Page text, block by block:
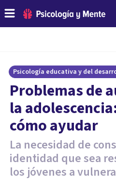
Psicología educativa y del
Problemas de
la
cómo ayudar
La necesidad de
identidad que sea
los jóvenes a